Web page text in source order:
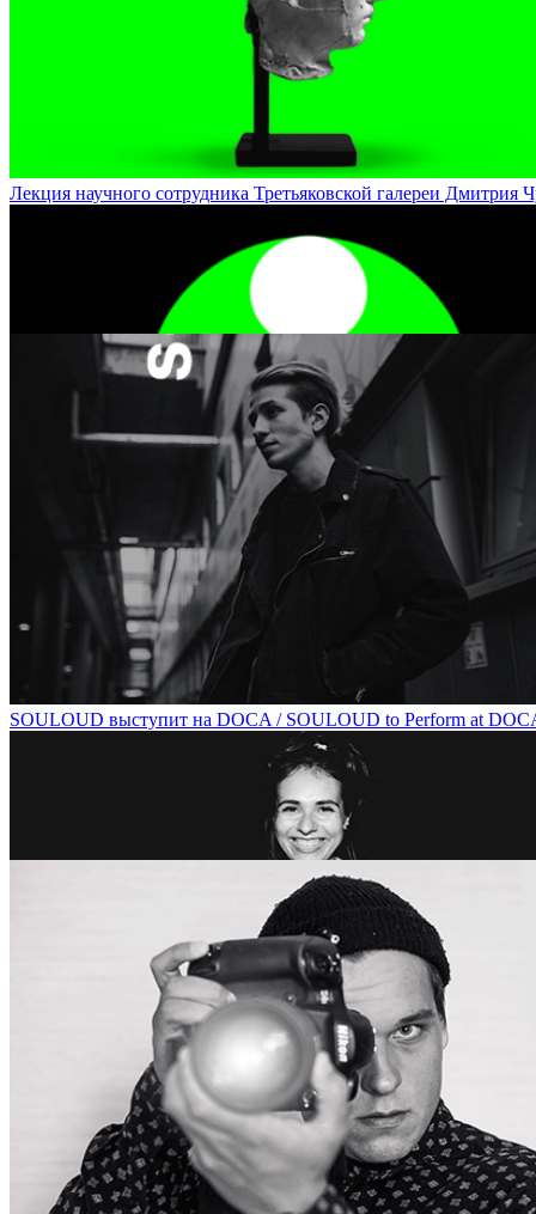
Лекция-полилог о поэзии Марины Цветаевой / Polylogue
Лекция научного сотрудника Третьяковской галереи
Мандала: древнейший инструмент работы с бессознательным
SOULOUD выступит на DOCA / SOULOUD to Perform at
Алиса Таежная расскажет о концептуальных героях